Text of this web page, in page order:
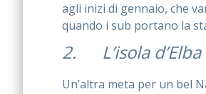
agli inizi di gennaio, che
quando i sub portano la
2. L’isola d’Elba
Un’altra meta per un bel